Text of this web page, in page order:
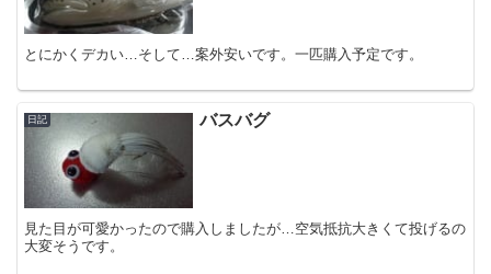
とにかくデカい…そして…案外安いです。一匹購入予定です。
日記 バスバグ
見た目が可愛かったので購入しましたが…空気抵抗大きくて投げるの
大変そうです。